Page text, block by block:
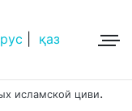
рус қаз
Труды выдающихся ученых исламской цивилизации